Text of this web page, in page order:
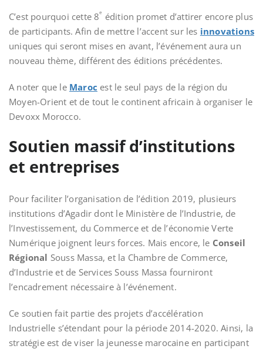
C’est pourquoi cette 8e
édition promet d’attirer encore plus
de participants. Afin de mettre l’accent sur les innovations
uniques qui seront mises en avant, l’événement aura un
nouveau thème, différent des éditions précédentes.
A noter que le Maroc est le seul pays de la région du
Moyen-Orient et de tout le continent africain à organiser le
Devoxx Morocco.
Soutien massif d’institutions
et entreprises
Pour faciliter l’organisation de l’édition 2019, plusieurs
institutions d’Agadir dont le Ministère de l’Industrie, de
l’Investissement, du Commerce et de l’économie Verte
Numérique joignent leurs forces. Mais encore, le Conseil
Régional Souss Massa, et la Chambre de Commerce,
d’Industrie et de Services Souss Massa fourniront
l’encadrement nécessaire à l’événement.
Ce soutien fait partie des projets d’accélération
Industrielle s’étendant pour la période 2014-2020. Ainsi, la
stratégie est de viser la jeunesse marocaine en participant